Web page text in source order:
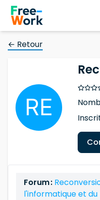
← Retour
Forum :
l'informatique et du